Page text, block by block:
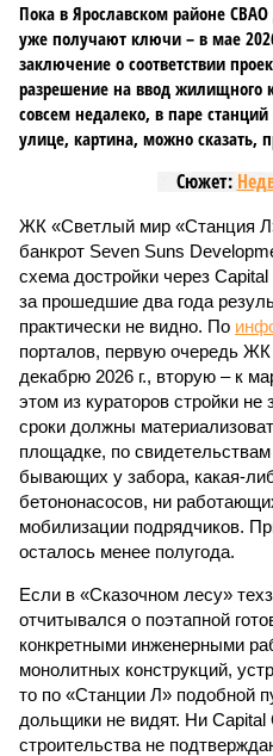
Пока в Ярославском районе
уже получают ключи – в мае
заключение о соответствии
разрешение на ввод жилищного
совсем недалеко, в паре
улице, картина, можно сказать,
Сюжет:
ЖК «Светлый мир «Станция
банкрот Seven Suns
схема достройки через
за прошедшие два года
практически не видно. По
порталов, первую очередь
декабрю 2026 г., вторую – к
этом из кураторов стройки не
сроки должны
площадке, по
бывающих у забора, какая-
бетононасосов, ни
мобилизации подрядчиков.
осталось менее полугода.
Если в «Сказочном лесу»
отчитывался о поэтапной
конкретными инженерными
монолитных конструкций,
то по «Станции Л» подобной
дольщики не видят. Ни Capital
строительства не